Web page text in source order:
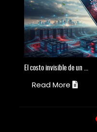
El costo invisible de un ...
Read More